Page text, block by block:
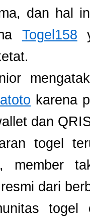
dan hal
Togel158
karena
dan
togel
member
dari
togel